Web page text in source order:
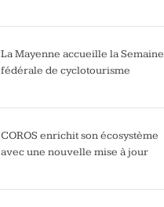
La Mayenne accueille la Semaine
fédérale de cyclotourisme
COROS enrichit son écosystème
avec une nouvelle mise à jour